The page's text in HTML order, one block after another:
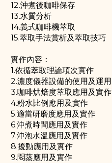
12.沖煮後咖啡保存
13.水質分析
14.義式咖啡機萃取
15.萃取手法賞析及萃取技巧
實作內容：
1.依循萃取理論項次實作
2.濃度儀器設備的使用及運用
3.咖啡烘焙度萃取應用及實作
4.粉水比例應用及實作
5.適當研磨度應用及實作
6.沖煮時間應用及實作
7.沖泡水溫應用及實作
8.擾動應用及實作
9.悶蒸應用及實作